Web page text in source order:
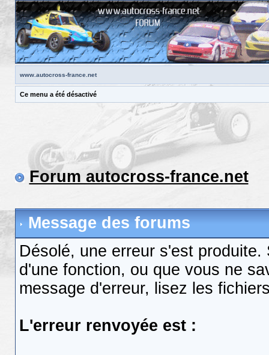
www.autocross-france.net
Ce menu a été désactivé
Forum autocross-france.net
Message des forums
Désolé, une erreur s'est
d'une fonction, ou que vous ne
message d'erreur, lisez les
L'erreur renvoyée est :